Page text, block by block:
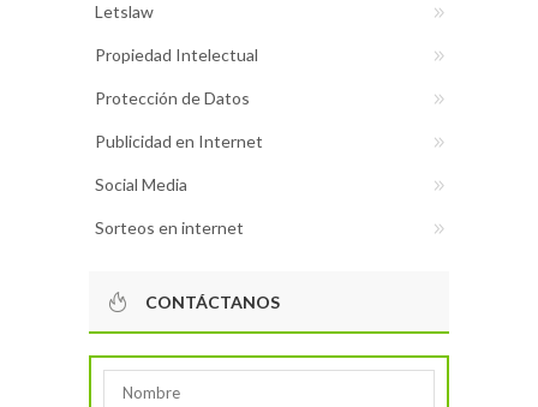
Letslaw
Propiedad Intelectual
Protección de Datos
Publicidad en Internet
Social Media
Sorteos en internet
CONTÁCTANOS